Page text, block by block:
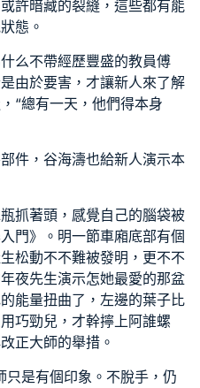
許暗藏的裂縫，這些都有能
態。
么不帶經歷豐盛的教員傅
是由於要害，才讓新人來了解
“總有一天，他們得本身
件，谷海濤也給新人演示本
抓著頭，感覺自己的腦袋被
門》。明一節車廂底部有個
松動不不難被發明，更不不
夜先生演示怎她最愛的那盆
能量扭曲了，左邊的葉子比
巧勁兒，才幹擰上阿誰螺
正大師的舉措。
只是有個印象。不脫手，仍